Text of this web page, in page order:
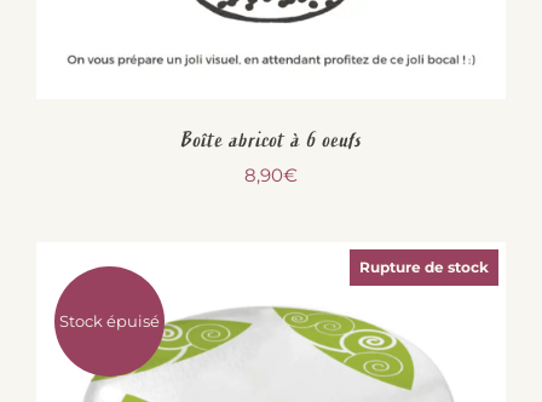
Boîte abricot à 6 oeufs
8,90€
Stock épuisé
Rupture de stock